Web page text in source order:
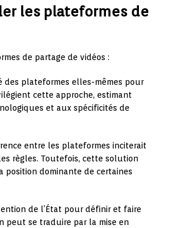
les plateformes de
de partage de vidéos :
des plateformes elles-mêmes pour
cette approche, estimant
et aux spécificités de
entre les plateformes inciterait
règles. Toutefois, cette solution
dominante de certaines
de l’État pour définir et faire
peut se traduire par la mise en